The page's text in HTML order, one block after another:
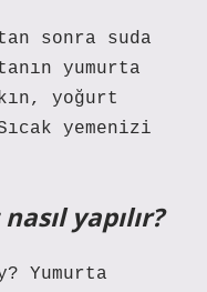
sonra suda
yumurta
yoğurt
yemenizi
yapılır?
Yumurta